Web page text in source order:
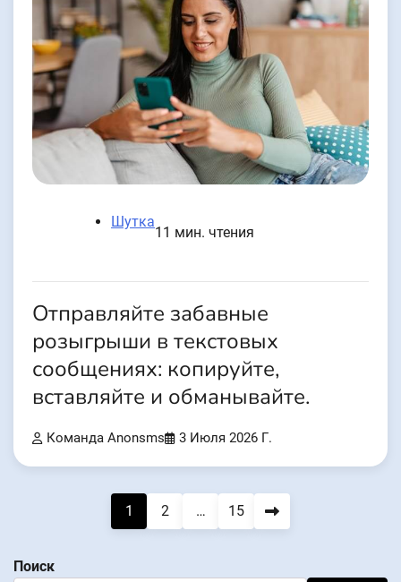
Шутка
11 мин. чтения
Отправляйте забавные
розыгрыши в текстовых
сообщениях: копируйте,
вставляйте и обманывайте.
Команда Anonsms 3 Июля 2026 Г.
записям
1 2 … 15
Поиск